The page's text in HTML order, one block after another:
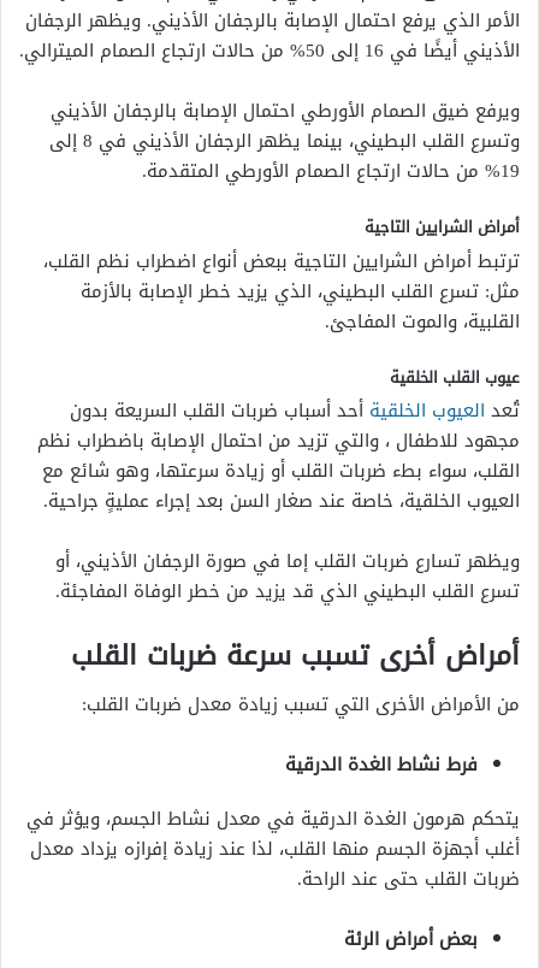
الأمر الذي يرفع احتمال الإصابة بالرجفان الأذيني. ويظهر الرجفان
الأذيني أيضًا في 16 إلى 50% من حالات ارتجاع الصمام الميترالي.
ويرفع ضيق الصمام الأورطي احتمال الإصابة بالرجفان الأذيني
وتسرع القلب البطيني، بينما يظهر الرجفان الأذيني في 8 إلى
19% من حالات ارتجاع الصمام الأورطي المتقدمة.
أمراض الشرايين التاجية
ترتبط أمراض الشرايين التاجية ببعض أنواع اضطراب نظم القلب،
مثل: تسرع القلب البطيني، الذي يزيد خطر الإصابة بالأزمة
القلبية، والموت المفاجئ.
عيوب القلب الخلقية
تُعد العيوب الخلقية أحدأسباب ضربات القلب السريعة بدون
مجهود للاطفال ، والتي تزيد من احتمال الإصابة باضطراب نظم
القلب، سواء بطء ضربات القلب أو زيادة سرعتها، وهو شائع مع
العيوب الخلقية، خاصة عند صغار السن بعد إجراء عمليةٍ جراحية.
ويظهر تسارع ضربات القلب إما في صورة الرجفان الأذيني، أو
تسرع القلب البطيني الذي قد يزيد من خطر الوفاة المفاجئة.
أمراض أخرى تسبب سرعة ضربات القلب
من الأمراض الأخرى التي تسبب زيادة معدل ضربات القلب:
فرط نشاط الغدة الدرقية
يتحكم هرمون الغدة الدرقية في معدل نشاط الجسم، ويؤثر في
أغلب أجهزة الجسم منها القلب، لذا عند زيادة إفرازه يزداد معدل
ضربات القلب حتى عند الراحة.
بعض أمراض الرئة